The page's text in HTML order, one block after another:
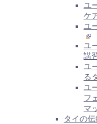
ユ
ケ
ユ
ユ
講
ユ
る
ユ
フ
マ
タイの